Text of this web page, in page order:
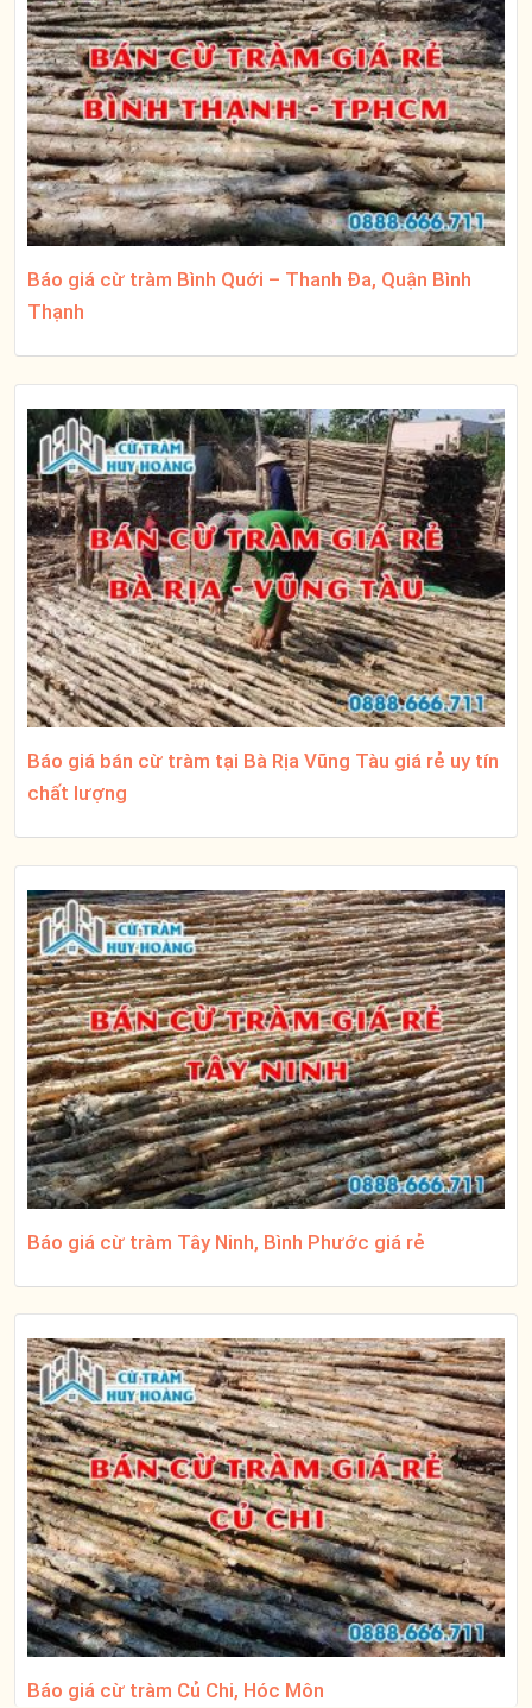
Báo giá cừ tràm Bình Quới – Thanh Đa, Quận Bình
Thạnh
Báo giá bán cừ tràm tại Bà Rịa Vũng Tàu giá rẻ uy tín
chất lượng
Báo giá cừ tràm Tây Ninh, Bình Phước giá rẻ
Báo giá cừ tràm Củ Chi, Hóc Môn